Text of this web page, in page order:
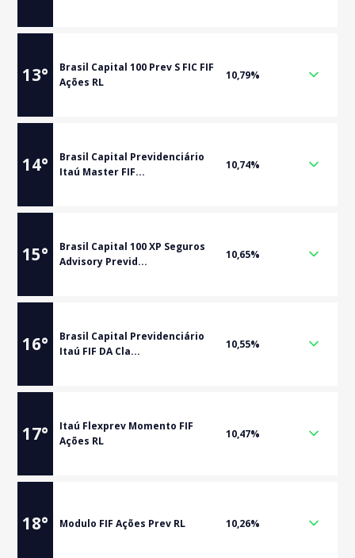
13°
Brasil Capital 100 Prev S FIC FIF
Ações RL
10,79%
14°
Brasil Capital Previdenciário
Itaú Master FIF...
10,74%
15°
Brasil Capital 100 XP Seguros
Advisory Previd...
10,65%
16°
Brasil Capital Previdenciário
Itaú FIF DA Cla...
10,55%
17°
Itaú Flexprev Momento FIF
Ações RL
10,47%
18° Modulo FIF Ações Prev RL 10,26%